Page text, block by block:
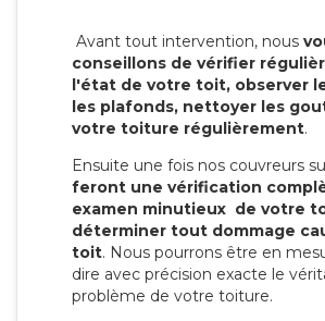
Avant tout intervention, nous
conseillons de vérifier
l'état de votre toit, observer
les plafonds, nettoyer les
votre toiture régulièrement.
Ensuite une fois nos couvreurs
feront une vérification
examen minutieux de votre
déterminer tout dommage
toit. Nous pourrons être en
dire avec précision exacte le
problème de votre toiture.